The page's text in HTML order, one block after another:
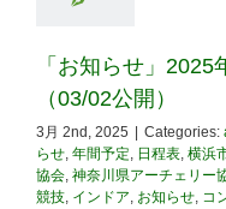
「お知らせ」
（03/02公開）
3月 2nd, 2025 Categories:
らせ, 年間予定, 日程表, 横浜
協会, 神奈川県アーチェリー
競技, インドア, お知らせ, コ